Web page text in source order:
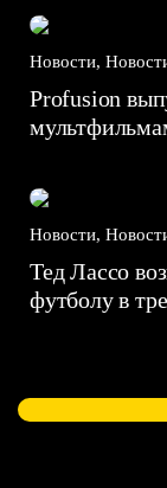
Новости,
Profusion
Новости,
Тед Лассо
футболу в